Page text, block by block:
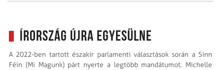
Írország újra egyesülne
A 2022-ben tartott északír parlamenti választások során a Sinn
Féin (Mi Magunk) párt nyerte a legtöbb mandátumot. Mi­chelle